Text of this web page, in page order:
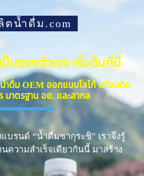
ตน้ำดื่ม.com
นของตัวเอง เริ่มต้นที่นี่
ำดื่ม OEM ออกแบบโลโก้ พร้อมติด
มาตรฐาน อย. และสากล
บรนด์ “น้ำดื่มซากุระชิ” เราจึงรู้
ความสำเร็จเดียวกันนี้ มาสร้าง